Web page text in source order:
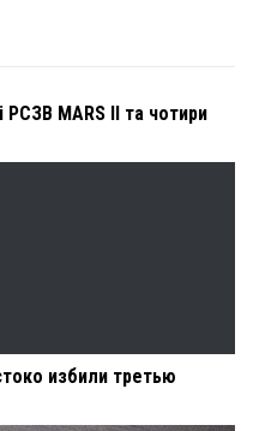
РСЗВ MARS II та чотири
избили третью